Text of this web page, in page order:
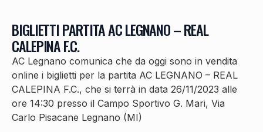
BIGLIETTI PARTITA AC LEGNANO – REAL
CALEPINA F.C.
AC Legnano comunica che da oggi sono in vendita
online i biglietti per la partita AC LEGNANO – REAL
CALEPINA F.C., che si terrà in data 26/11/2023 alle
ore 14:30 presso il Campo Sportivo G. Mari, Via
Carlo Pisacane Legnano (MI)